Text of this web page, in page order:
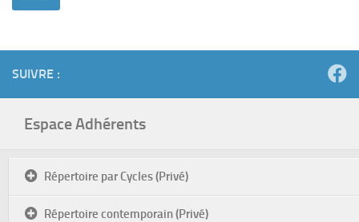
SUIVRE :
Espace Adhérents
Répertoire par Cycles (Privé)
Répertoire contemporain (Privé)